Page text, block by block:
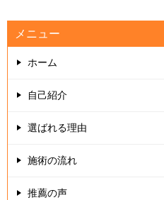
ビ
ゲ
ー
シ
メニュー
ホーム
自己紹介
選ばれる理由
施術の流れ
推薦の声